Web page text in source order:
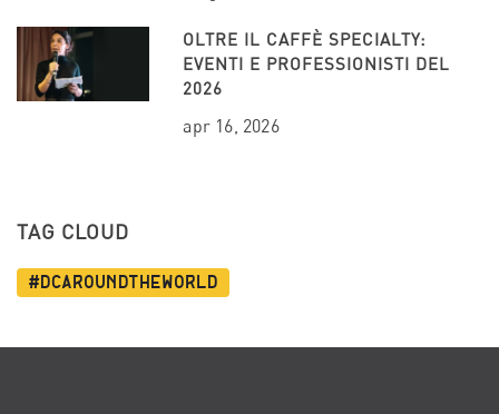
OLTRE IL CAFFÈ SPECIALTY:
EVENTI E PROFESSIONISTI DEL
2026
apr 16, 2026
TAG CLOUD
#dcaroundtheworld